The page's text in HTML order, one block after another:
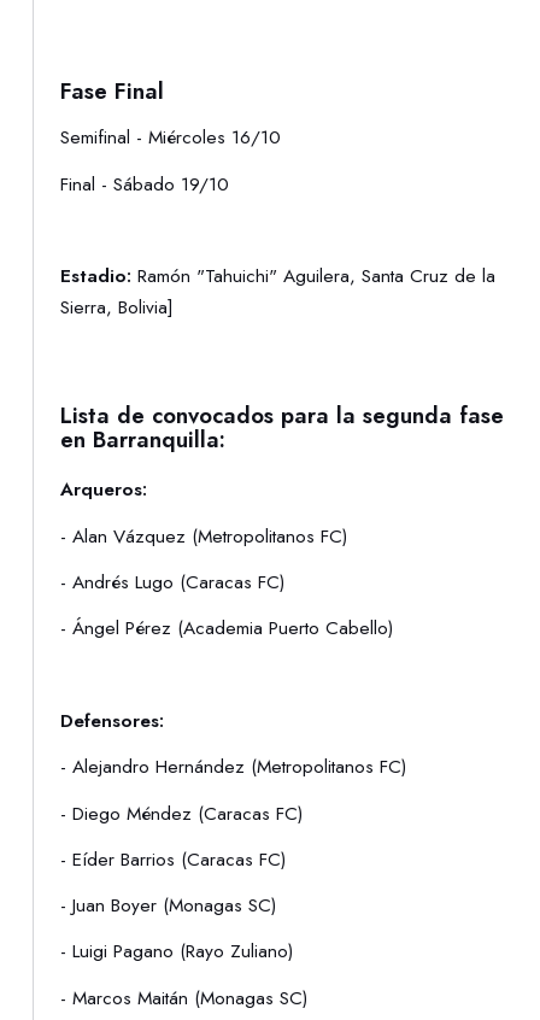
Fase Final
Semifinal - Miércoles 16/10
Final - Sábado 19/10
Estadio:Ramón "Tahuichi" Aguilera, Santa Cruz de la
Sierra, Bolivia]
Lista de convocados para la segunda fase
en Barranquilla:
Arqueros:
- Alan Vázquez (Metropolitanos FC)
- Andrés Lugo (Caracas FC)
- Ángel Pérez (Academia Puerto Cabello)
Defensores:
- Alejandro Hernández (Metropolitanos FC)
- Diego Méndez (Caracas FC)
- Eíder Barrios (Caracas FC)
- Juan Boyer (Monagas SC)
- Luigi Pagano (Rayo Zuliano)
- Marcos Maitán (Monagas SC)